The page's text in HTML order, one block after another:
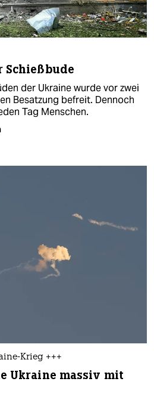
Schießbude
der Ukraine wurde vor zwei
Besatzung befreit. Dennoch
Tag Menschen.
Krieg +++
Ukraine massiv mit